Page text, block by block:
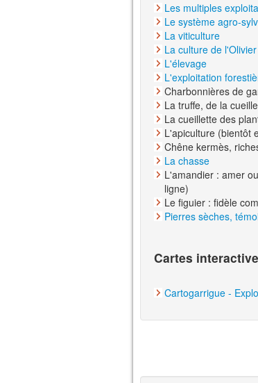
Les multiples
Le système agro-
La viticulture
La culture de l'Olivier
L'élevage
L'exploitation
Charbonnières de
La truffe, de la
La cueillette des
L'apiculture (bientôt
Chêne kermès,
La chasse
L'amandier : amer
ligne)
Le figuier : fidèle
Pierres sèches,
Cartes
Cartogarrigue -